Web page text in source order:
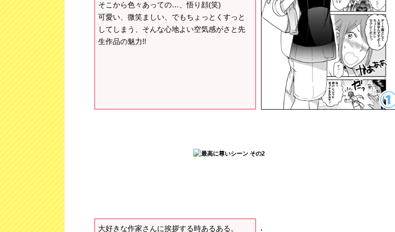
そこから色々あっての…、悟り顔(笑)
可愛い、微笑ましい、でもちょっとくすっと
してしまう、そんな心地よい空気感がさと先
生作品の魅力!!
大好きな作家さんに挨拶する時あるある。